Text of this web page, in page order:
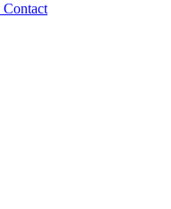
Contact